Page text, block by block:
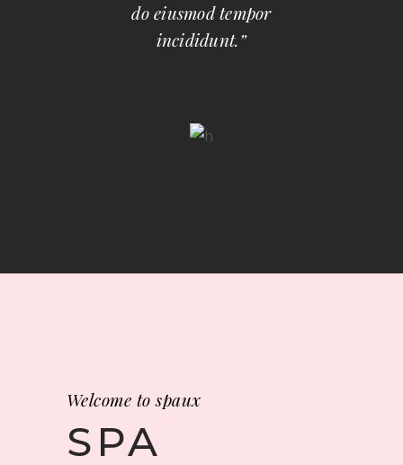
do eiusmod tempor
incididunt.”
Welcome to spaux
SPA